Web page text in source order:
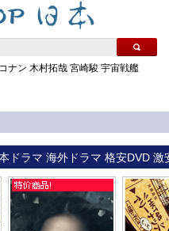
ナン 木村拓哉 宮崎駿 宇宙戦艦
ラマ 海外ドラマ 格安DVD 激